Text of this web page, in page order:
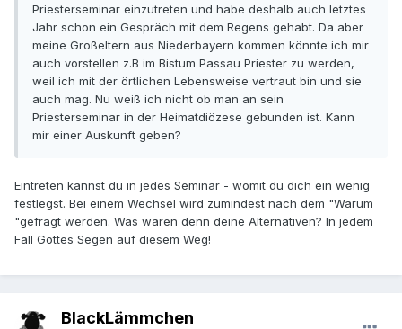
Priesterseminar einzutreten und habe deshalb auch letztes
Jahr schon ein Gespräch mit dem Regens gehabt. Da aber
meine Großeltern aus Niederbayern kommen könnte ich mir
auch vorstellen z.B im Bistum Passau Priester zu werden,
weil ich mit der örtlichen Lebensweise vertraut bin und sie
auch mag. Nu weiß ich nicht ob man an sein
Priesterseminar in der Heimatdiözese gebunden ist. Kann
mir einer Auskunft geben?
Eintreten kannst du in jedes Seminar - womit du dich ein wenig
festlegst. Bei einem Wechsel wird zumindest nach dem "Warum
"gefragt werden. Was wären denn deine Alternativen? In jedem
Fall Gottes Segen auf diesem Weg!
BlackLämmchen